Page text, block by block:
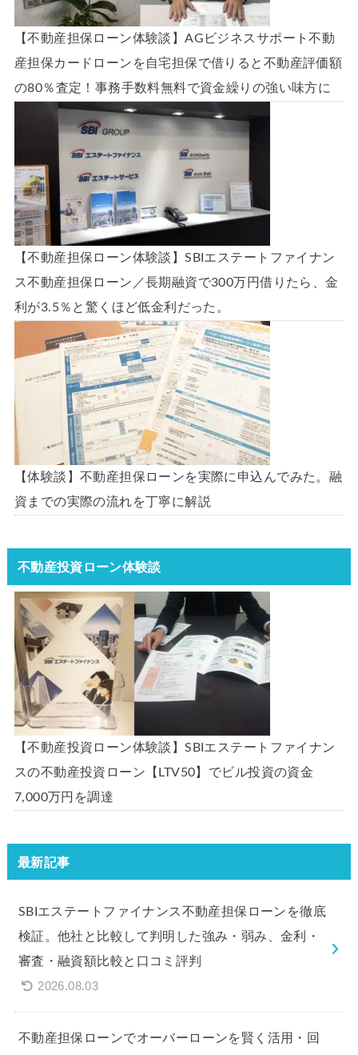
【不動産担保ローン体験談】AGビジネスサポート不動
産担保カードローンを自宅担保で借りると不動産評価額
の80％査定！事務手数料無料で資金繰りの強い味方に
【不動産担保ローン体験談】SBIエステートファイナン
ス不動産担保ローン／長期融資で300万円借りたら、金
利が3.5％と驚くほど低金利だった。
【体験談】不動産担保ローンを実際に申込んでみた。融
資までの実際の流れを丁寧に解説
不動産投資ローン体験談
【不動産投資ローン体験談】SBIエステートファイナン
スの不動産投資ローン【LTV50】でビル投資の資金
7,000万円を調達
最新記事
SBIエステートファイナンス不動産担保ローンを徹底
検証。他社と比較して判明した強み・弱み、金利・
審査・融資額比較と口コミ評判
2026.08.03
不動産担保ローンでオーバーローンを賢く活用・回